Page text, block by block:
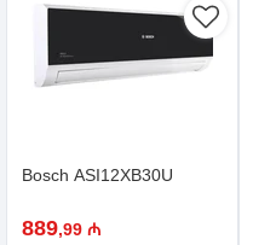
Bosch ASI12XB30U
889,99 ₼